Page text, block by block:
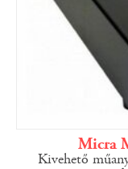
Micra
Kivehető